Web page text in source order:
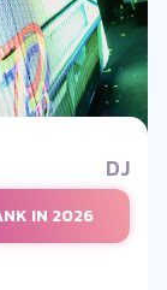
DJ
IN 2026